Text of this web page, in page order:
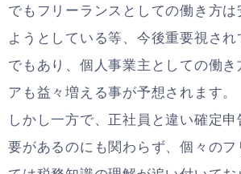
でもフリーランスとしての働き方
ようとしている等、今後重要視さ
でもあり、個人事業主としての働
アも益々増える事が予想されます。
しかし一方で、正社員と違い確定
要があるのにも関わらず、個々の